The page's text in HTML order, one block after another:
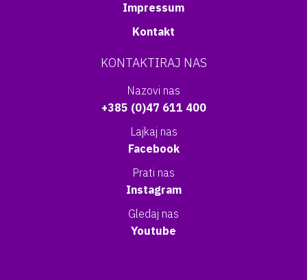
Impressum
Kontakt
KONTAKTIRAJ NAS
Nazovi nas
+385 (0)47 611 400
Lajkaj nas
Facebook
Prati nas
Instagram
Gledaj nas
Youtube